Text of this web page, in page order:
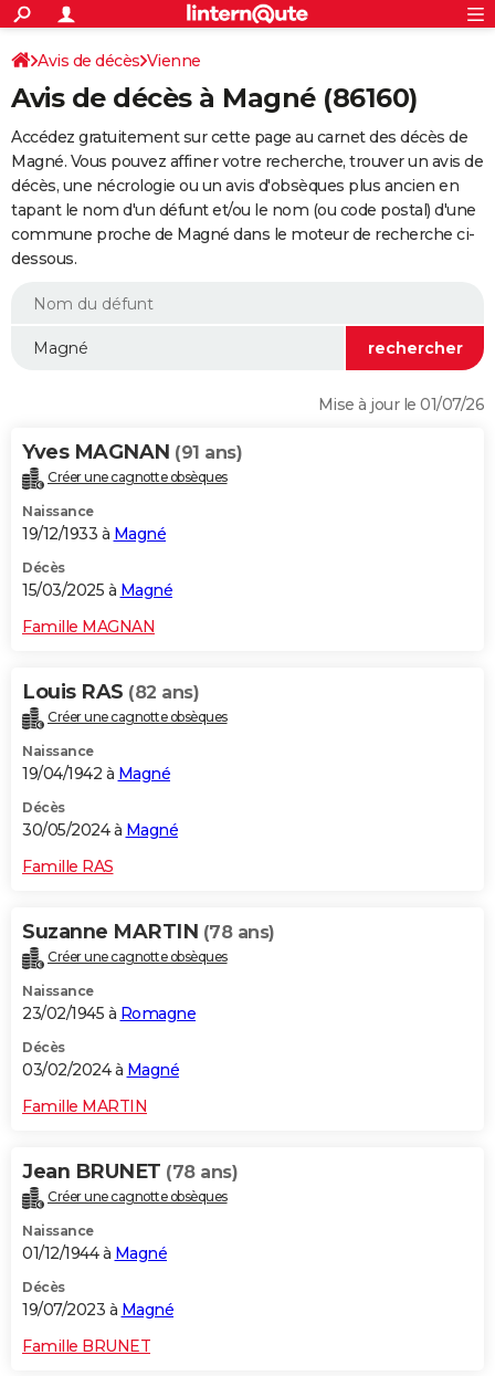
ACTUALITÉS
Politique
Société
Faits Divers
Education
Monde
Villes
+
SPORT
Coupe du monde 2026
Football
Tennis
Cyclisme
Rugby
Forum
Programme TV
TNTStreaming
Cinéma
Sorties cinéma
Musique
+
FINANCE
Retraite
Epargne
Immobilier
Risques naturels par ville
Assurance
AUTO
Essais
Réserver un essai
Citadines
Berlines
SUV
Forum auto
+
HIGH-TECH
BRICOLAGE
WEEK-END
Alimentation
Guide de la santé
Maladies
Médicaments
Sommeil
VOYAGE
Destinations
City break
Voyage nature
Voyage de noces
Forum
Climat
+PHOTO
GUIDES D'ACHAT
Carte de Noël
Carte Bonne année
Carte Saint-Valentin
Carte Pâques
Carte d'anniversaire
DICTIONNAIRE
Dictionnaire
Biographies
Citations
Expressions
Proverbes
PROGRAMME TV
S'inscrire
Se connecter
Lycées
Collèges
Primaires
Universités
Entreprises
Service militaire
Avis de recherche
AVIS DE DÉCÈS
FORUM
Avis de décès Vienne
Avis de décès à Magné (86160)
Accédez gratuitement sur cette page au carnet des décès de
Magné. Vous pouvez affiner votre recherche, trouver un avis de
décès, une nécrologie ou un avis d'obsèques plus ancien en
tapant le nom d'un défunt et/ou le nom (ou code postal) d'une
commune proche de Magné dans le moteur de recherche ci-
dessous.
Mise à jour le 01/07/26
Yves MAGNAN (91 ans)
Créer une cagnotte obsèques
Naissance
19/12/1933 à Magné
Décès
15/03/2025 à Magné
Famille MAGNAN
Louis RAS (82 ans)
Créer une cagnotte obsèques
Naissance
19/04/1942 à Magné
Décès
30/05/2024 à Magné
Famille RAS
Suzanne MARTIN (78 ans)
Créer une cagnotte obsèques
Naissance
23/02/1945 à Romagne
Décès
03/02/2024 à Magné
Famille MARTIN
Jean BRUNET (78 ans)
Créer une cagnotte obsèques
Naissance
01/12/1944 à Magné
Décès
19/07/2023 à Magné
Famille BRUNET